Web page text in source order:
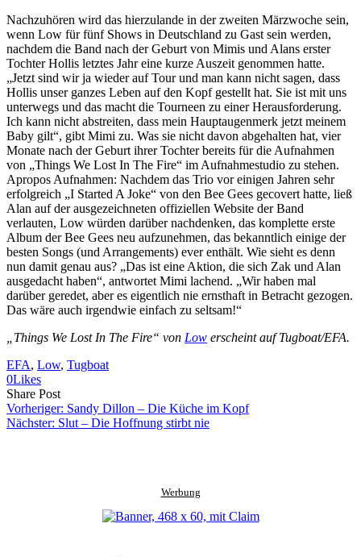
Nachzuhören wird das hierzulande in der zweiten Märzwoche sein,
wenn Low für fünf Shows in Deutschland zu Gast sein werden,
nachdem die Band nach der Geburt von Mimis und Alans erster
Tochter Hollis letztes Jahr eine kurze Auszeit genommen hatte.
„Jetzt sind wir ja wieder auf Tour und man kann nicht sagen, dass
Hollis unser ganzes Leben auf den Kopf gestellt hat. Sie ist mit uns
unterwegs und das macht die Tourneen zu einer Herausforderung.
Ich kann nicht abstreiten, dass mein Hauptaugenmerk jetzt meinem
Baby gilt“, gibt Mimi zu. Was sie nicht davon abgehalten hat, vier
Monate nach der Geburt ihrer Tochter bereits für die Aufnahmen
von „Things We Lost In The Fire“ im Aufnahmestudio zu stehen.
Apropos Aufnahmen: Nachdem das Trio vor einigen Jahren sehr
erfolgreich „I Started A Joke“ von den Bee Gees gecovert hatte, ließ
Alan auf der ausgezeichneten offiziellen Website der Band
verlauten, Low würden darüber nachdenken, das komplette erste
Album der Bee Gees neu aufzunehmen, das bekanntlich einige der
besten Songs (und Arrangements) ever enthält. Wie sieht es denn
nun damit genau aus? „Das ist eine Aktion, die sich Zak und Alan
ausgedacht haben“, antwortet Mimi lachend. „Wir haben mal
darüber geredet, aber es eigentlich nie ernsthaft in Betracht gezogen.
Das wäre auch irgendwie einfach zu seltsam!“
„Things We Lost In The Fire“ von Low erscheint auf Tugboat/EFA.
EFA, Low, Tugboat
0Likes
Share PostShare
on
Facebook
Copy
URL
to
Send
Link
via
Vorheriger: Sandy Dillon – Die Küche im Kopf
Nächster: Slut – Die Hoffnung stirbt nie
Werbung